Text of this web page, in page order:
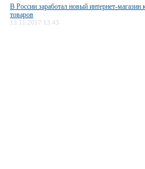
В России заработал новый интернет-магазин
товаров
13.11.2017 13:43